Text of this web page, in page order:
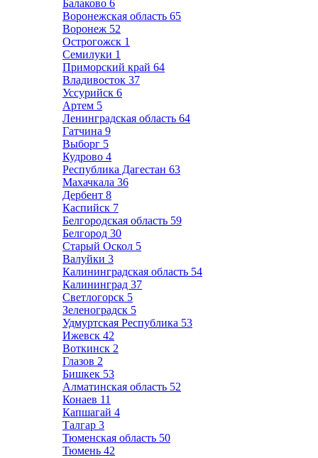
Балаково 6
Воронежская область 65
Воронеж 52
Острогожск 1
Семилуки 1
Приморский край 64
Владивосток 37
Уссурийск 6
Артем 5
Ленинградская область 64
Гатчина 9
Выборг 5
Кудрово 4
Республика Дагестан 63
Махачкала 36
Дербент 8
Каспийск 7
Белгородская область 59
Белгород 30
Старый Оскол 5
Валуйки 3
Калининградская область 54
Калининград 37
Светлогорск 5
Зеленоградск 5
Удмуртская Республика 53
Ижевск 42
Воткинск 2
Глазов 2
Бишкек 53
Алматинская область 52
Конаев 11
Капшагай 4
Талгар 3
Тюменская область 50
Тюмень 42